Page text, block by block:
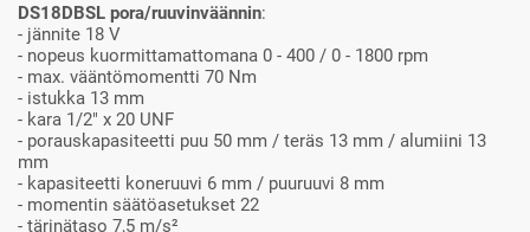
DS18DBSL pora/ruuvinväännin:
- jännite 18 V
- nopeus kuormittamattomana 0 - 400 / 0 - 1800 rpm
- max. vääntömomentti 70 Nm
- istukka 13 mm
- kara 1/2" x 20 UNF
- porauskapasiteetti puu 50 mm / teräs 13 mm / alumiini 13
mm
- kapasiteetti koneruuvi 6 mm / puuruuvi 8 mm
- momentin säätöasetukset 22
- tärinätaso 7,5 m/s²